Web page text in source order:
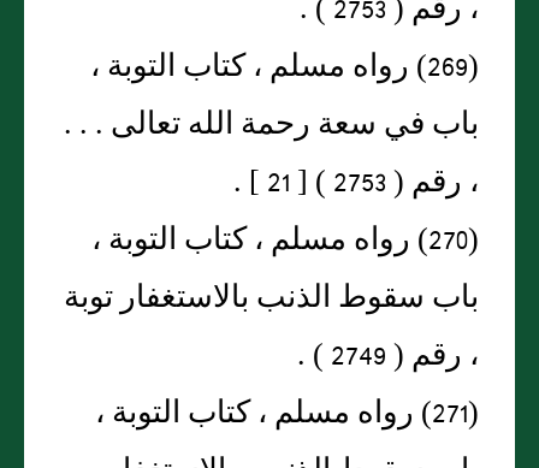
(269) رواه مسلم ، كتاب التوبة ،
باب في سعة رحمة الله تعالى . . .
، رقم ( 2753 ) [ 21 ] .
(270) رواه مسلم ، كتاب التوبة ،
باب سقوط الذنب بالاستغفار توبة
، رقم ( 2749 ) .
(271) رواه مسلم ، كتاب التوبة ،